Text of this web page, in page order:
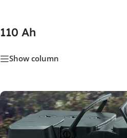
110 Ah
Show column